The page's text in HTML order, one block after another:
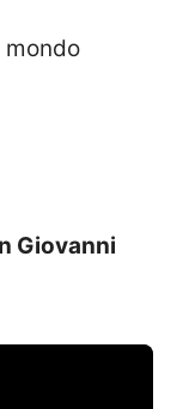
Giovanni